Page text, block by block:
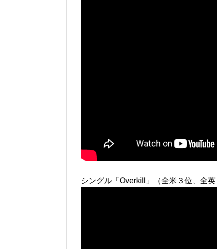
シングル「Overkill」（全米３位、全英